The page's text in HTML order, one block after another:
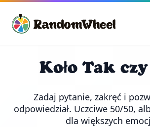
Koło Tak
Zadaj pytanie, zakręć i
odpowiedział. Uczciwe 50/50,
dla większych